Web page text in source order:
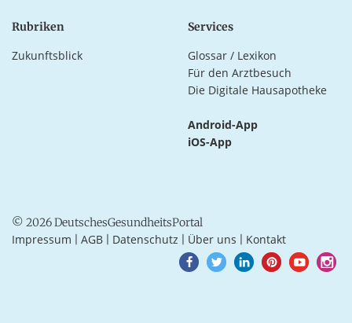
Rubriken
Zukunftsblick
Services
Glossar / Lexikon
Für den Arztbesuch
Die Digitale Hausapotheke
Android-App
iOS-App
© 2026 DeutschesGesundheitsPortal
Impressum AGB Datenschutz Über uns Kontakt